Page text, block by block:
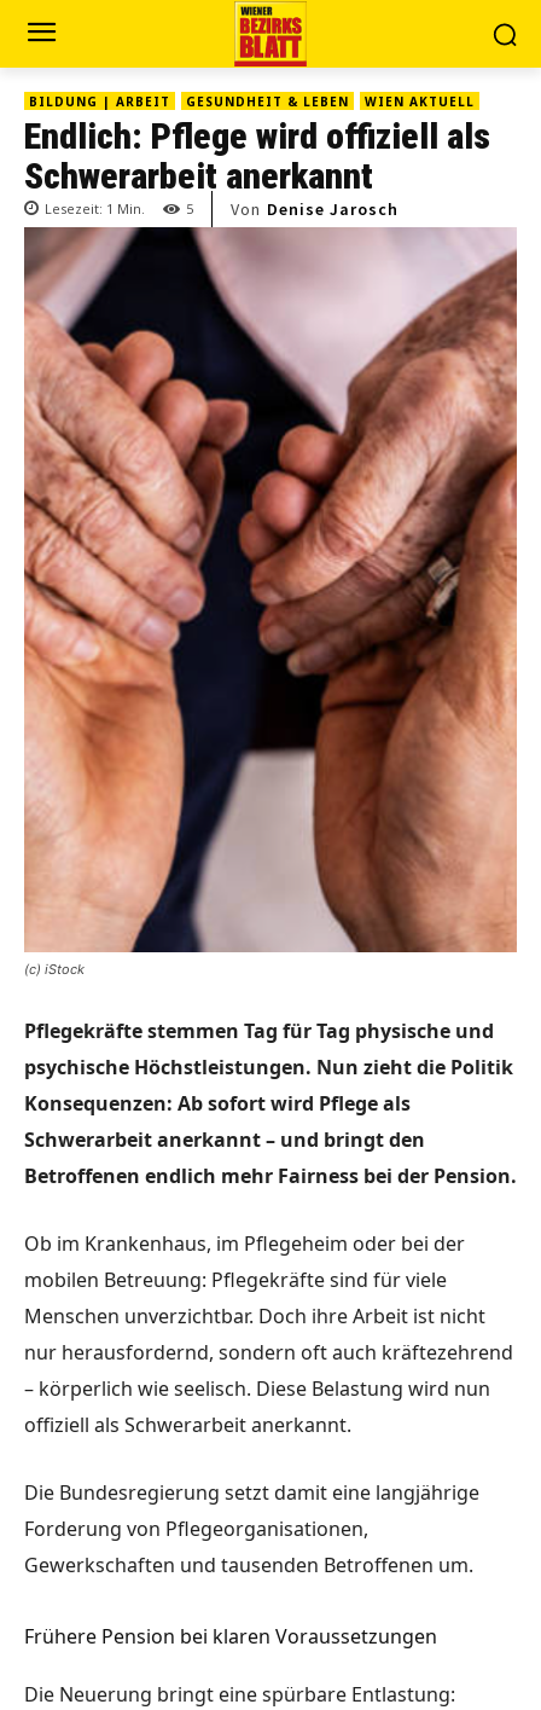
BILDUNG | ARBEIT GESUNDHEIT & LEBEN WIEN AKTUELL
Endlich: Pflege wird offiziell als
Schwerarbeit anerkannt
Lesezeit: 1 Min. 5 Von Denise Jarosch
(c) iStock
Pflegekräfte stemmen Tag für Tag physische und
psychische Höchstleistungen. Nun zieht die Politik
Konsequenzen: Ab sofort wird Pflege als
Schwerarbeit anerkannt – und bringt den
Betroffenen endlich mehr Fairness bei der Pension.
Ob im Krankenhaus, im Pflegeheim oder bei der
mobilen Betreuung: Pflegekräfte sind für viele
Menschen unverzichtbar. Doch ihre Arbeit ist nicht
nur herausfordernd, sondern oft auch kräftezehrend
– körperlich wie seelisch. Diese Belastung wird nun
offiziell als Schwerarbeit anerkannt.
Die Bundesregierung setzt damit eine langjährige
Forderung von Pflegeorganisationen,
Gewerkschaften und tausenden Betroffenen um.
Frühere Pension bei klaren Voraussetzungen
Die Neuerung bringt eine spürbare Entlastung: